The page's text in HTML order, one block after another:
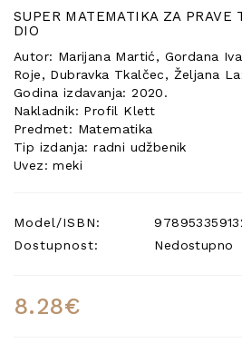
SUPER MATEMATIKA ZA PRAVE
DIO
Autor: Marijana Martić, Gordana
Roje, Dubravka Tkalčec, Željana
Godina izdavanja: 2020.
Nakladnik: Profil Klett
Predmet: Matematika
Tip izdanja: radni udžbenik
Uvez: meki
Model/ISBN:
Dostupnost:
Nedostupno
8.28€